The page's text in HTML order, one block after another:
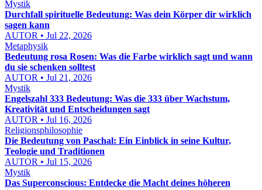
Mystik
Durchfall spirituelle Bedeutung: Was dein Körper dir wirklich
sagen kann
AUTOR • Jul 22, 2026
Metaphysik
Bedeutung rosa Rosen: Was die Farbe wirklich sagt und wann
du sie schenken solltest
AUTOR • Jul 21, 2026
Mystik
Engelszahl 333 Bedeutung: Was die 333 über Wachstum,
Kreativität und Entscheidungen sagt
AUTOR • Jul 16, 2026
Religionsphilosophie
Die Bedeutung von Paschal: Ein Einblick in seine Kultur,
Teologie und Traditionen
AUTOR • Jul 15, 2026
Mystik
Das Superconscious: Entdecke die Macht deines höheren